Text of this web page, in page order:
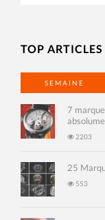
TOP ARTICLES
SEMAINE
7
2203
25
553